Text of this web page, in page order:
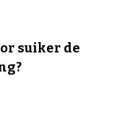
suiker de